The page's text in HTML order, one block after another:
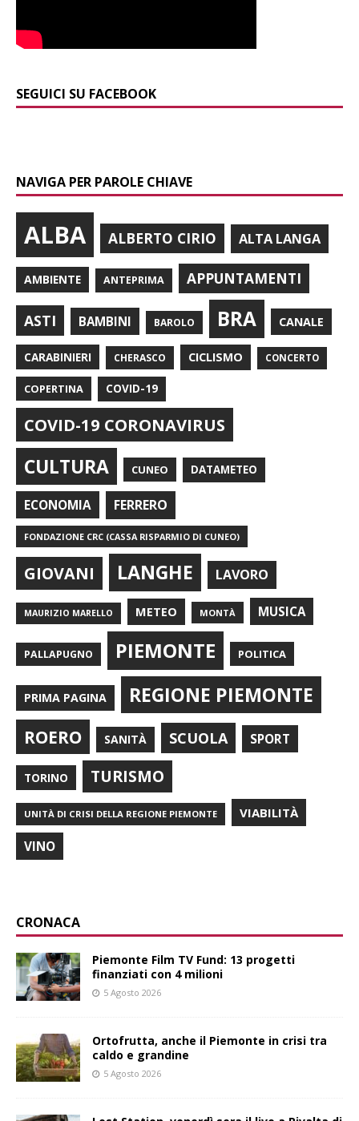
SEGUICI SU FACEBOOK
NAVIGA PER PAROLE CHIAVE
ALBA ALBERTO CIRIO ALTA LANGA
AMBIENTE ANTEPRIMA APPUNTAMENTI
ASTI BAMBINI BAROLO BRA CANALE
CARABINIERI CHERASCO CICLISMO CONCERTO
COPERTINA COVID-19
COVID-19 CORONAVIRUS
CULTURA CUNEO DATAMETEO
ECONOMIA FERRERO
FONDAZIONE CRC (CASSA RISPARMIO DI CUNEO)
GIOVANI LANGHE LAVORO
MAURIZIO MARELLO METEO MONTÀ MUSICA
PALLAPUGNO PIEMONTE POLITICA
PRIMA PAGINA REGIONE PIEMONTE
ROERO SANITÀ SCUOLA SPORT
TORINO TURISMO
UNITÀ DI CRISI DELLA REGIONE PIEMONTE VIABILITÀ
VINO
CRONACA
Piemonte Film TV Fund: 13 progetti
finanziati con 4 milioni
5 Agosto 2026
Ortofrutta, anche il Piemonte in crisi tra
caldo e grandine
5 Agosto 2026